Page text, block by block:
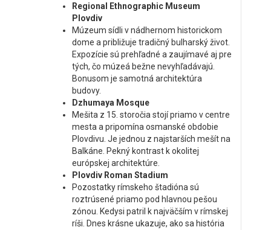
Regional Ethnographic Museum
Plovdiv
Múzeum sídli v nádhernom historickom
dome a približuje tradičný bulharský život.
Expozície sú prehľadné a zaujímavé aj pre
tých, čo múzeá bežne nevyhľadávajú.
Bonusom je samotná architektúra
budovy.
Dzhumaya Mosque
Mešita z 15. storočia stojí priamo v centre
mesta a pripomína osmanské obdobie
Plovdivu. Je jednou z najstarších mešít na
Balkáne. Pekný kontrast k okolitej
európskej architektúre.
Plovdiv Roman Stadium
Pozostatky rímskeho štadióna sú
roztrúsené priamo pod hlavnou pešou
zónou. Kedysi patril k najväčším v rímskej
ríši. Dnes krásne ukazuje, ako sa história